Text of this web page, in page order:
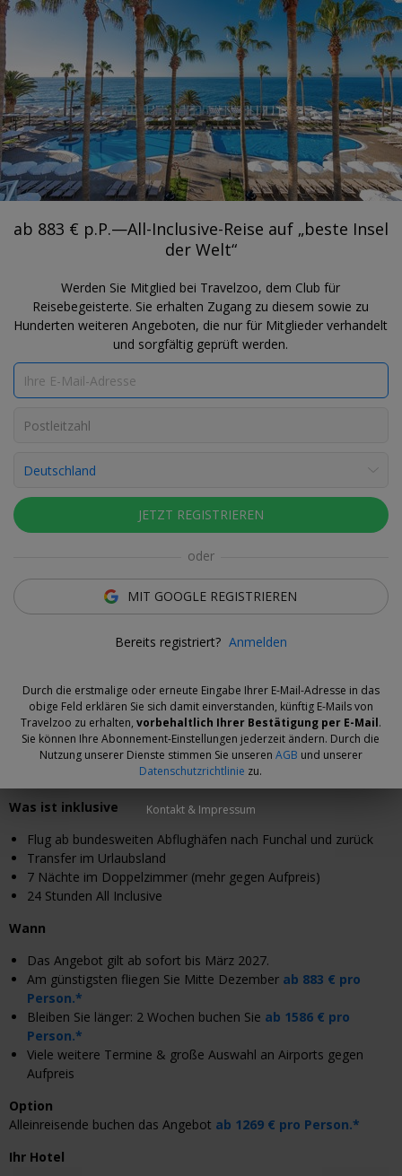
Travelzoo REGISTRIEREN
NACH TRAVELZOO-DEALS SUCHEN
MADEIRA
ab 883 € p.P.—All-Inclusive-Reise auf
„beste Insel der Welt“
Deal-Experte
Sie übernachten an der Uferpromenade von Caniço de
Baixo.
Das Angebot
Flugverbindungen: Bei den World Travel Awards 2025 erhielt
zum 11. Mal in Folge.
Ab 883 € pro Person* verbringen Sie 1 Wocheam Atlantik. Sie
checken im 4-Sterne-Hotel Riu Madeira ein.Im Vergleich zu einer
selbst zusammengestellten Reise sparen Sie zwischen 10 und 25
Was ist inklusive
Flug ab bundesweiten Abflughäfen nach Funchal und zurück
Transfer im Urlaubsland
7 Nächte im Doppelzimmer (mehr gegen Aufpreis)
24 Stunden All Inclusive
Wann
Das Angebot gilt ab sofort bis März 2027.
Am günstigsten fliegen Sie Mitte Dezember ab 883 € pro
Person.*
Bleiben Sie länger: 2 Wochen buchen Sie ab 1586 € pro
Person.*
Viele weitere Termine & große Auswahl an Airports gegen
Aufpreis
Option
Alleinreisende buchen das Angebot ab 1269 € pro Person.*
Ihr Hotel
ab 883 € p.P.—All-Inclusive-Reise auf „beste Insel
der Welt“
Werden Sie Mitglied bei Travelzoo, dem Club für
Reisebegeisterte. Sie erhalten Zugang zu diesem sowie zu
Hunderten weiteren Angeboten, die nur für Mitglieder verhandelt
und sorgfältig geprüft werden.
JETZT REGISTRIEREN
oder
MIT GOOGLE REGISTRIEREN
Bereits registriert? Anmelden
Durch die erstmalige oder erneute Eingabe Ihrer E-Mail-Adresse in das
obige Feld erklären Sie sich damit einverstanden, künftig E-Mails von
Travelzoo zu erhalten, vorbehaltlich Ihrer Bestätigung per E-Mail.
Sie können Ihre Abonnement-Einstellungen jederzeit ändern. Durch die
Nutzung unserer Dienste stimmen Sie unseren AGB und unserer
Datenschutzrichtlinie zu.
Kontakt & Impressum